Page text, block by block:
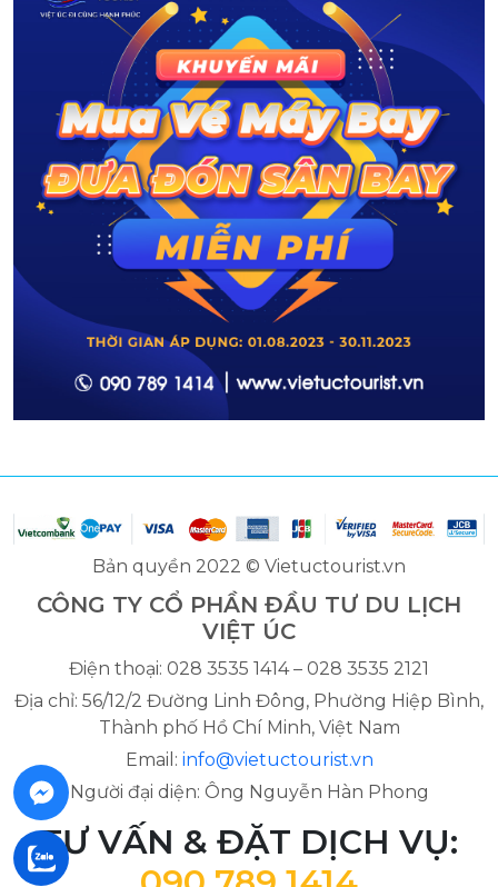
Bản quyền 2022 © Vietuctourist.vn
CÔNG TY CỔ PHẦN ĐẦU TƯ DU LỊCH
VIỆT ÚC
Điện thoại: 028 3535 1414 – 028 3535 2121
Địa chỉ: 56/12/2 Đường Linh Đông, Phường Hiệp Bình,
Thành phố Hồ Chí Minh, Việt Nam
Email: info@vietuctourist.vn
Người đại diện: Ông Nguyễn Hàn Phong
TƯ VẤN & ĐẶT DỊCH VỤ: